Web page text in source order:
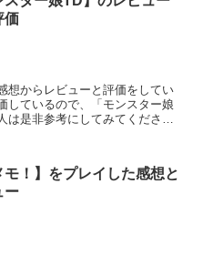
が、プロセッカは2020年最高
当に褒めてるんです。 新作ゲ
、帰ってほしい(笑) いくぞー。
価
想からレビューと評価をしてい
しているので、「モンスター娘
は是非参考にしてみてくださ
モ！】をプレイした感想と
ー